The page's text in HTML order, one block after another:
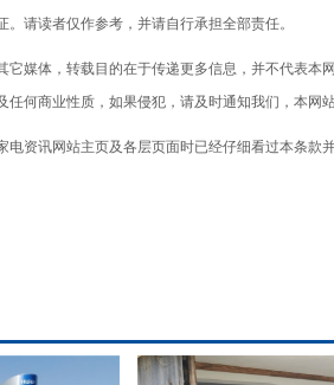
请读者仅作参考，并请自行承担全部责任。
它媒体，转载目的在于传递更多信息，并不代表
任何商业性质，如果侵犯，请及时通知我们，本网
电资讯网站主页及各层页面时已经仔细看过本条款